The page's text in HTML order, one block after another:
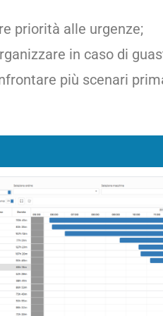
priorità alle urgenze;
in caso di
più scenari